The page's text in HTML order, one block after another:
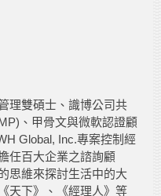
理雙碩士、識博公司共
、甲骨文與微軟認證顧
Global, Inc.專案控制經
任百大企業之諮詢顧
思維來探討生活中的大
天下》、《經理人》等